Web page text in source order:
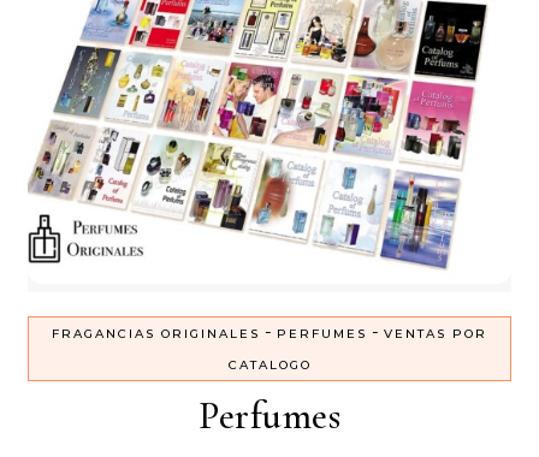
FRAGANCIAS ORIGINALES - PERFUMES - VENTAS POR
CATALOGO
Perfumes